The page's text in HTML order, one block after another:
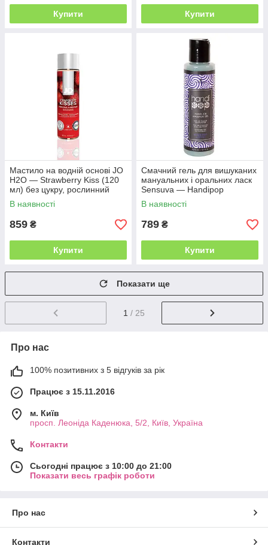
Купити Купити
Мастило на водній основі JO
H2O — Strawberry Kiss (120
мл) без цукру, рослинний
гліцерин
В наявності
859 ₴
Купити
Смачний гель для вишуканих
мануальних і оральних ласк
Sensuva — Handipop
Blueberry Muffin (125 мл)
В наявності
789 ₴
Купити
Показати ще
1 / 25
Про нас
100% позитивних з 5 відгуків за рік
Працює з 15.11.2016
м. Київ
просп. Леоніда Каденюка, 5/2, Київ, Україна
Контакти
Сьогодні працює з 10:00 до 21:00
Показати весь графік роботи
Про нас
Контакти